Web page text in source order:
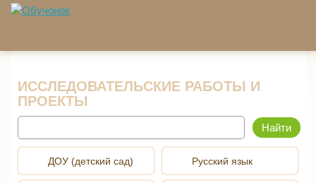
Перейти к основному содержанию
ИССЛЕДОВАТЕЛЬСКИЕ РАБОТЫ И
ПРОЕКТЫ
ДОУ (детский сад) Русский язык